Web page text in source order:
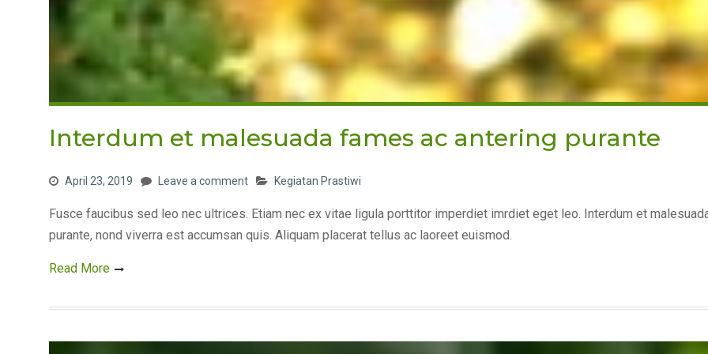
Interdum et malesuada fames ac antering purante
April 23, 2019 Leave a comment Kegiatan Prastiwi
Fusce faucibus sed leo nec ultrices. Etiam nec ex vitae ligula porttitor imperdiet imrdiet eget leo. Interdum et
purante, nond viverra est accumsan quis. Aliquam placerat tellus ac laoreet euismod.
Read More